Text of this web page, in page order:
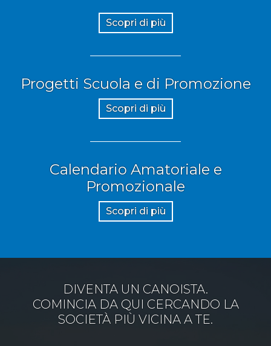
Scopri di più
Progetti Scuola e di Promozione
Scopri di più
Calendario Amatoriale e
Promozionale
Scopri di più
DIVENTA UN CANOISTA.
COMINCIA DA QUI CERCANDO LA
SOCIETÀ PIÙ VICINA A TE.